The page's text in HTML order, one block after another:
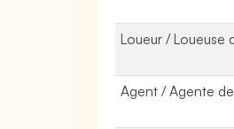
Loueur / Loueuse
Agent / Agente